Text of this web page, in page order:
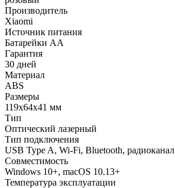
Производитель
Xiaomi
Источник питания
Батарейки AA
Гарантия
30 дней
Материал
ABS
Размеры
119х64х41 мм
Тип
Оптический лазерный
Тип подключения
USB Type A, Wi-Fi, Bluetooth, радиоканал
Совместимость
Windows 10+, macOS 10.13+
Температура эксплуатации